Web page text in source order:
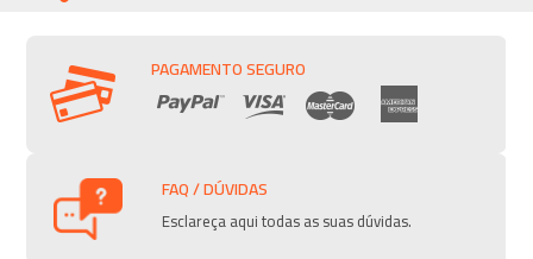
PAGAMENTO SEGURO
FAQ / DÚVIDAS
Esclareça aqui todas as suas dúvidas.